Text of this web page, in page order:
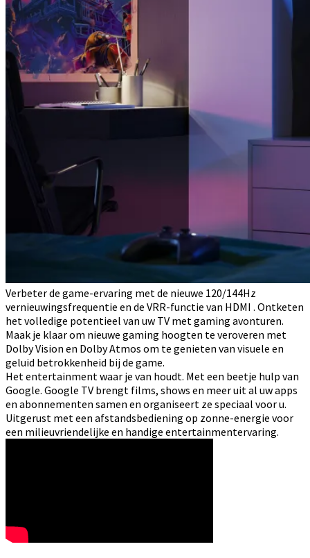
Verbeter de game-ervaring met de nieuwe 120/144Hz
vernieuwingsfrequentie en de VRR-functie van HDMI . Ontketen
het volledige potentieel van uw TV met gaming avonturen.
Maak je klaar om nieuwe gaming hoogten te veroveren met
Dolby Vision en Dolby Atmos om te genieten van visuele en
geluid betrokkenheid bij de game.
Het entertainment waar je van houdt. Met een beetje hulp van
Google. Google TV brengt films, shows en meer uit al uw apps
en abonnementen samen en organiseert ze speciaal voor u.
Uitgerust met een afstandsbediening op zonne-energie voor
een milieuvriendelijke en handige entertainmentervaring.